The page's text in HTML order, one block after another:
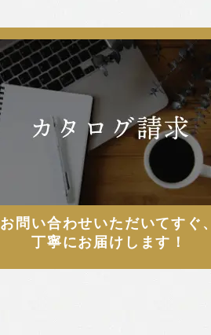
お問い合わせいただいてすぐ、
丁寧にお届けします！